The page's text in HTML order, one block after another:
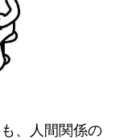
、人間関係の